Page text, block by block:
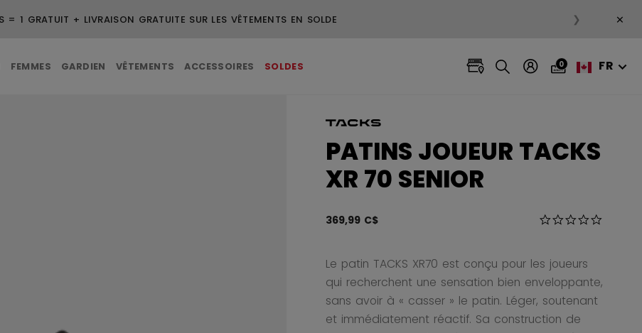
3 ACHETÉS = 1 GRATUIT + LIVRAISON GRATUITE SUR LES VÊTEMENTS EN SOLDE ❯ ×
FEMMES GARDIEN VÊTEMENTS ACCESSOIRES SOLDES 0 FR
PATINS JOUEUR TACKS
XR 70 SENIOR
369,99 C$ 5 sur 5
Le patin TACKS XR70 est conçu pour les joueurs
qui recherchent une sensation bien enveloppante,
sans avoir à « casser » le patin. Léger, soutenant
et immédiatement réactif. Sa construction de